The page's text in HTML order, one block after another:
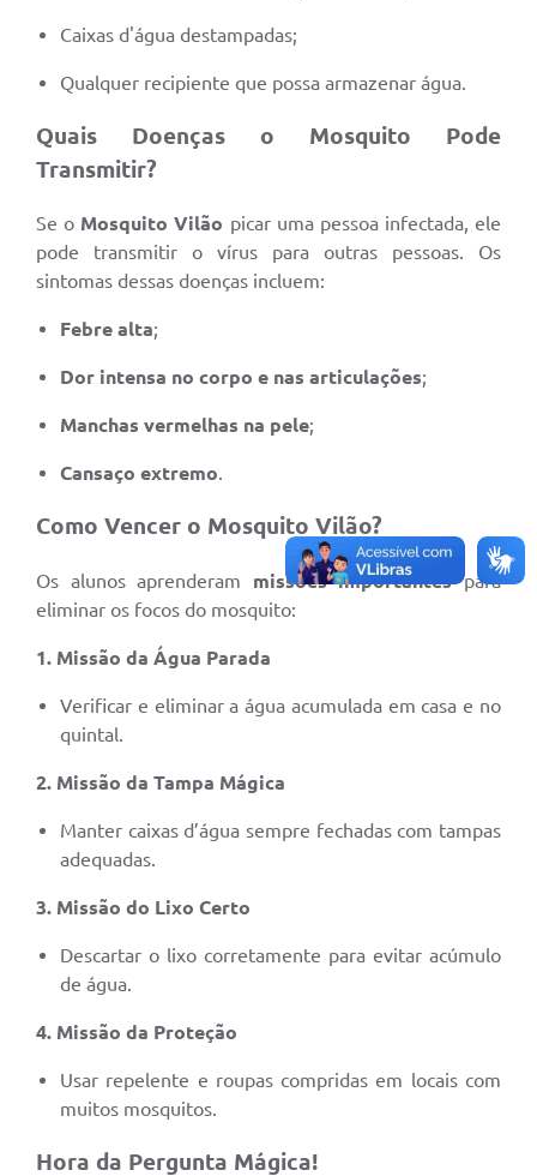
Contas Públicas
Enquete
Agenda
Diário Oficial
Caixas d'água destampadas;
Qualquer recipiente que possa armazenar água.
Quais Doenças o Mosquito Pode
Transmitir?
Se o Mosquito Vilão picar uma pessoa infectada, ele
pode transmitir o vírus para outras pessoas. Os
sintomas dessas doenças incluem:
Febre alta;
Dor intensa no corpo e nas articulações;
Manchas vermelhas na pele;
Cansaço extremo.
Como Vencer o Mosquito Vilão?
Os alunos aprenderam missões importantespara
eliminar os focos do mosquito:
1. Missão da Água Parada
Verificar e eliminar a água acumulada em casa e no
quintal.
2. Missão da Tampa Mágica
Manter caixas d’água sempre fechadas com tampas
adequadas.
3. Missão do Lixo Certo
Descartar o lixo corretamente para evitar acúmulo
de água.
4. Missão da Proteção
Usar repelente e roupas compridas em locais com
muitos mosquitos.
Hora da Pergunta Mágica!